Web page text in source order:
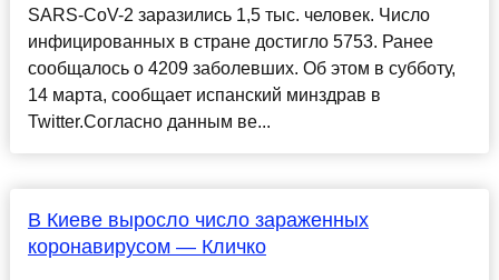
SARS-CoV-2 заразились 1,5 тыс. человек. Число
инфицированных в стране достигло 5753. Ранее
сообщалось о 4209 заболевших. Об этом в субботу,
14 марта, сообщает испанский минздрав в
Twitter.Согласно данным ве...
В Киеве выросло число зараженных
коронавирусом — Кличко